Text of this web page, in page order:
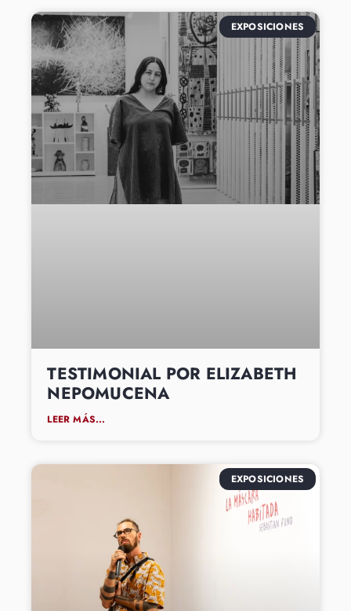
EXPOSICIONES
TESTIMONIAL POR ELIZABETH
NEPOMUCENA
LEER MÁS...
EXPOSICIONES